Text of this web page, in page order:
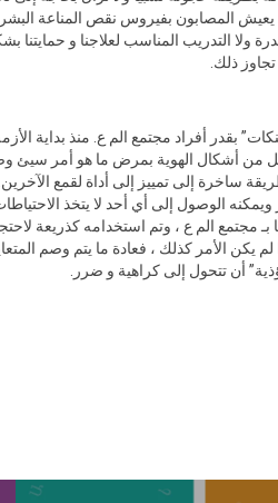
يعيش المصابون بفيروس نقص المناعة
ولا التدريب المناسب لعلاجنا و
ذلك.
أشكال الهوية بمرض ما هو أمر سيئ
الوصول إلى أي أحد لا يتخذ الاحتياطات
مجتمع الم ع ، وتم استخدامه كذريعة
يكن الأمر كذلك ، فعادة ما يتم وصم
أن تتحول إلى كراهية و ضرر.